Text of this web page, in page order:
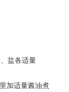
盐各适量
加适量酱油煮